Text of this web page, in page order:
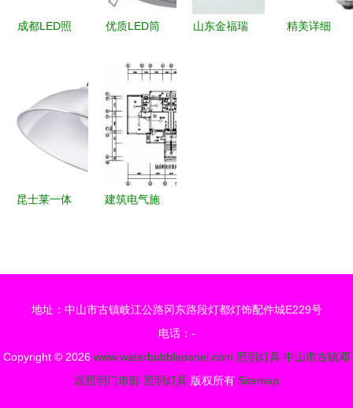
迪谷——
成都LED照
色，照亮低
优质LED筒
7W14W铂
金系列适应
类型宴会厅
监控中高端
照明环境引
领制造商直
布确保简洁
详实导向的
精密演绎非
严谨摘要
山东金福瑞
精美详细
昆士莱一体
建筑电气施
地址：中山市古镇岐江公路冈东路段灯都灯饰配件城E229号
电话：-
Copyright © 2026 www.waterbubblepanel.com 照明灯具 中山市古镇邓
派照明门市部 照明灯具 版权所有 Sitemap